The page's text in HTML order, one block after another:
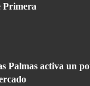
Primera
Palmas activa un